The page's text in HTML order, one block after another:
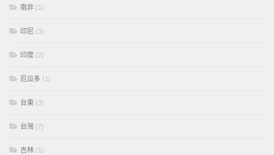
南非 (1)
印尼 (3)
印度 (2)
厄瓜多 (1)
台東 (3)
台灣 (7)
吉林 (1)